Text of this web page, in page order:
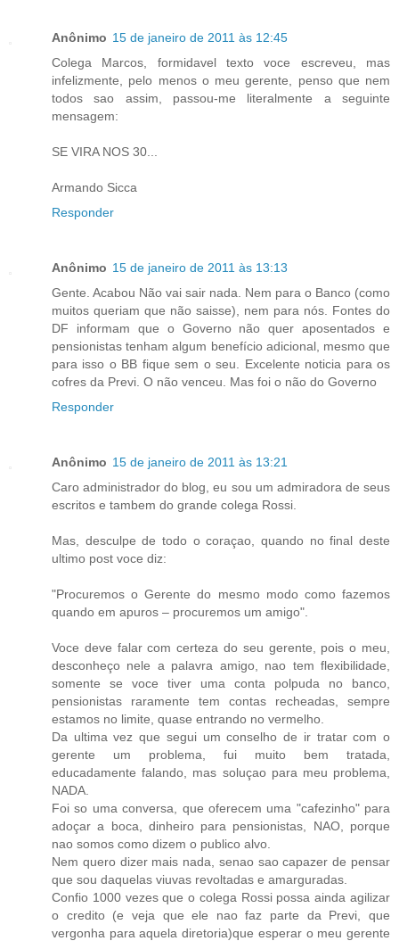
Anônimo 15 de janeiro de 2011 às 12:45
Colega Marcos, formidavel texto voce escreveu, mas
infelizmente, pelo menos o meu gerente, penso que nem
todos sao assim, passou-me literalmente a seguinte
mensagem:
SE VIRA NOS 30...
Armando Sicca
Responder
Anônimo 15 de janeiro de 2011 às 13:13
Gente. Acabou Não vai sair nada. Nem para o Banco (como
muitos queriam que não saisse), nem para nós. Fontes do
DF informam que o Governo não quer aposentados e
pensionistas tenham algum benefício adicional, mesmo que
para isso o BB fique sem o seu. Excelente noticia para os
cofres da Previ. O não venceu. Mas foi o não do Governo
Responder
Anônimo 15 de janeiro de 2011 às 13:21
Caro administrador do blog, eu sou um admiradora de seus
escritos e tambem do grande colega Rossi.
Mas, desculpe de todo o coraçao, quando no final deste
ultimo post voce diz:
"Procuremos o Gerente do mesmo modo como fazemos
quando em apuros – procuremos um amigo".
Voce deve falar com certeza do seu gerente, pois o meu,
desconheço nele a palavra amigo, nao tem flexibilidade,
somente se voce tiver uma conta polpuda no banco,
pensionistas raramente tem contas recheadas, sempre
estamos no limite, quase entrando no vermelho.
Da ultima vez que segui um conselho de ir tratar com o
gerente um problema, fui muito bem tratada,
educadamente falando, mas soluçao para meu problema,
NADA.
Foi so uma conversa, que oferecem uma "cafezinho" para
adoçar a boca, dinheiro para pensionistas, NAO, porque
nao somos como dizem o publico alvo.
Nem quero dizer mais nada, senao sao capazer de pensar
que sou daquelas viuvas revoltadas e amarguradas.
Confio 1000 vezes que o colega Rossi possa ainda agilizar
o credito (e veja que ele nao faz parte da Previ, que
vergonha para aquela diretoria)que esperar o meu gerente